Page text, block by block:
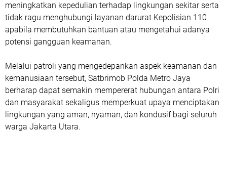
meningkatkan kepedulian terhadap lingkungan sekitar serta
tidak ragu menghubungi layanan darurat Kepolisian 110
apabila membutuhkan bantuan atau mengetahui adanya
potensi gangguan keamanan.
Melalui patroli yang mengedepankan aspek keamanan dan
kemanusiaan tersebut, Satbrimob Polda Metro Jaya
berharap dapat semakin mempererat hubungan antara Polri
dan masyarakat sekaligus memperkuat upaya menciptakan
lingkungan yang aman, nyaman, dan kondusif bagi seluruh
warga Jakarta Utara.